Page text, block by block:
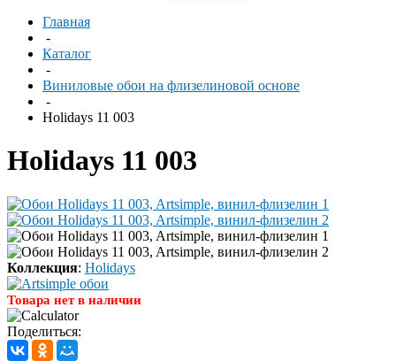
Главная
-
Каталог
-
Виниловые обои на флизелиновой основе
-
Holidays 11 003
Holidays 11 003
Коллекция: Holidays
Товара нет в наличии
Поделиться: